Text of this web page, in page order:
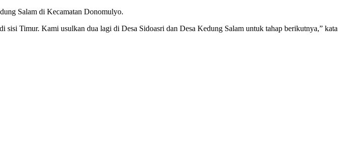
Salam di Kecamatan Donomulyo.
Timur. Kami usulkan dua lagi di Desa Sidoasri dan Desa Kedung Salam untuk tahap berikutnya,” kata